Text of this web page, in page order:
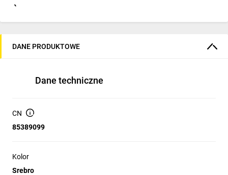
DANE PRODUKTOWE
Dane techniczne
CN
85389099
Kolor
Srebro